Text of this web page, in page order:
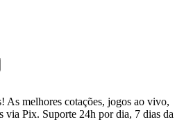
As melhores cotações, jogos ao vivo,
via Pix. Suporte 24h por dia, 7 dias da